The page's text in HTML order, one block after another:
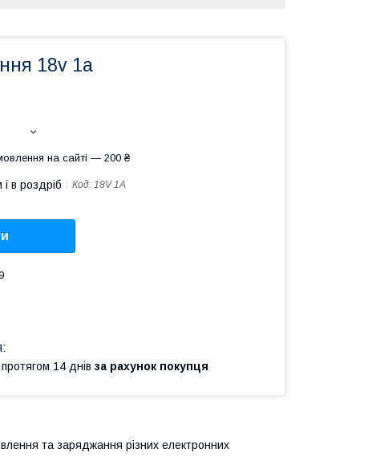
18v 1a
на сайті — 200 ₴
в роздріб Код: 18V 1A
14 днів за рахунок покупця
та заряджання різних електронних